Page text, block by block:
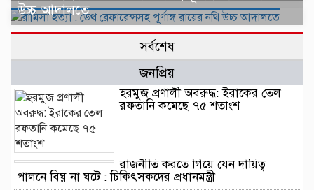
উচ্চ আদালতে
সর্বশেষ
জনপ্রিয়
হরমুজ প্রণালী অবরুদ্ধ: ইরাকের তেল
রফতানি কমেছে ৭৫ শতাংশ
রাজনীতি করতে গিয়ে যেন দায়িত্ব
পালনে বিঘ্ন না ঘটে : চিকিৎসকদের প্রধানমন্ত্রী